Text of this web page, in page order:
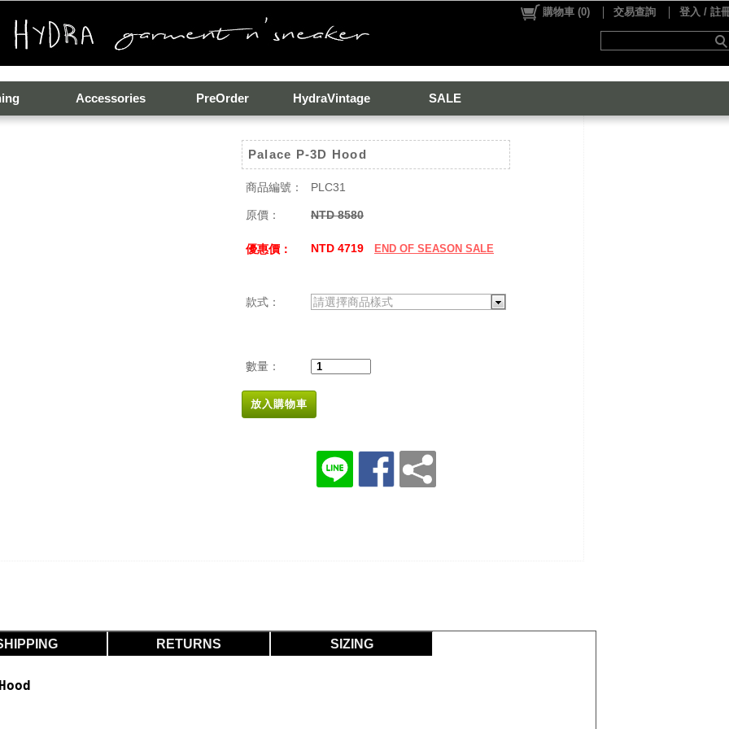
Accessories PreOrder HydraVintage SALE
購物車 (0) 交易查詢 登入 / 註
Palace P-3D Hood
商品編號： PLC31
原價： NTD 8580
優惠價： NTD 4719 END OF SEASON SALE
款式： 請選擇商品樣式
數量：
放入購物車